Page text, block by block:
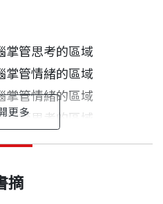
具有哪些典型的表徵，在
係、不同世代，將展現哪
讓這四大人格經常召開大
吸、體認、欣賞、探問、
字母，組合起來即為大腦
更完美、更圓滿、更燦爛
管思考的區域
管情緒的區域
管情緒的區域
管思考的區域
心平靜的利器
」露邀請，當時網路上只找得
，印第安納州立大學生命
摘